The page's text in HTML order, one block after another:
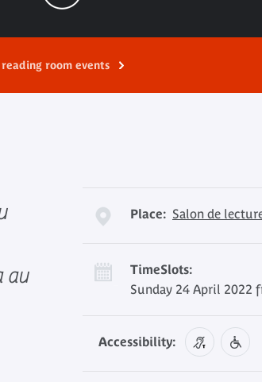
room events
au
Place: Salon de
TimeSlots:
Sunday 24 April 2022
Accessibility: